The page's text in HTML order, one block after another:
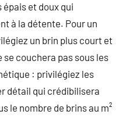
et doux qui
à la détente. Pour un
un brin plus court et
se couchera pas sous les
: privilégiez les
détail qui crédibilisera
le nombre de brins au m²